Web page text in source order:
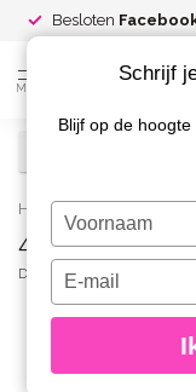
Besloten
MENU
Home / 433 Gellak
433 Gellak
DIVA
Schrijf
Blijf op de
Typ
je
naam
Typ
je
e-
in